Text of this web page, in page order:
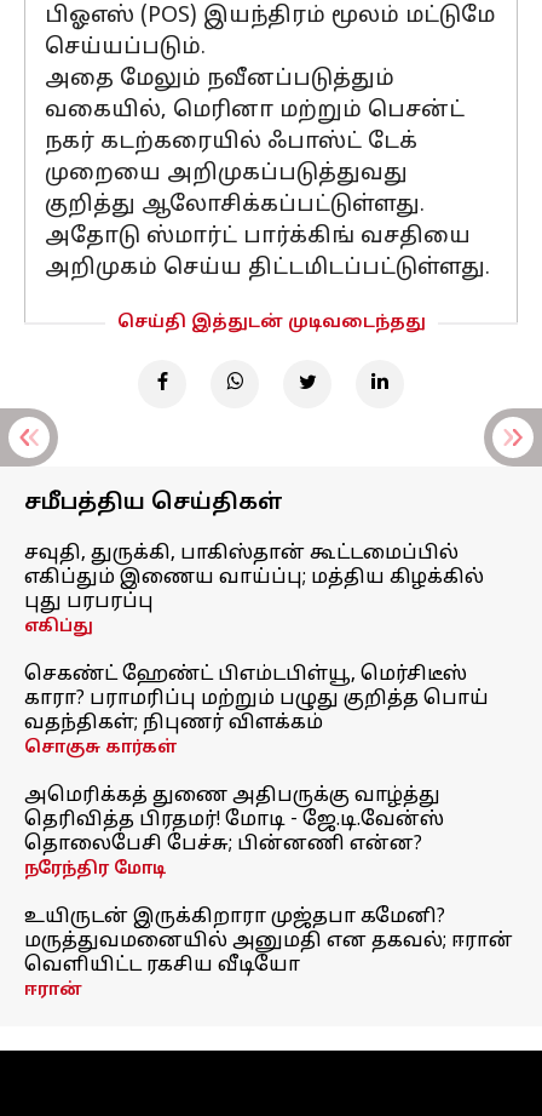
பிஓஎஸ் (POS) இயந்திரம் மூலம் மட்டுமே
செய்யப்படும்.
அதை மேலும் நவீனப்படுத்தும்
வகையில், மெரினா மற்றும் பெசன்ட்
நகர் கடற்கரையில் ஃபாஸ்ட் டேக்
முறையை அறிமுகப்படுத்துவது
குறித்து ஆலோசிக்கப்பட்டுள்ளது.
அதோடு ஸ்மார்ட் பார்க்கிங் வசதியை
அறிமுகம் செய்ய திட்டமிடப்பட்டுள்ளது.
செய்தி இத்துடன் முடிவடைந்தது
சமீபத்திய செய்திகள்
சவுதி, துருக்கி, பாகிஸ்தான் கூட்டமைப்பில்
எகிப்தும் இணைய வாய்ப்பு; மத்திய கிழக்கில்
புது பரபரப்பு
எகிப்து
செகண்ட் ஹேண்ட் பிஎம்டபிள்யூ, மெர்சிடீஸ்
காரா? பராமரிப்பு மற்றும் பழுது குறித்த பொய்
வதந்திகள்; நிபுணர் விளக்கம்
சொகுசு கார்கள்
அமெரிக்கத் துணை அதிபருக்கு வாழ்த்து
தெரிவித்த பிரதமர்! மோடி - ஜே.டி.வேன்ஸ்
தொலைபேசி பேச்சு; பின்னணி என்ன?
நரேந்திர மோடி
உயிருடன் இருக்கிறாரா முஜ்தபா கமேனி?
மருத்துவமனையில் அனுமதி என தகவல்; ஈரான்
வெளியிட்ட ரகசிய வீடியோ
ஈரான்